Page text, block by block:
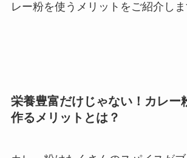
レー粉を使うメリットをご紹介しま
栄養豊富だけじゃない！カレー
作るメリットとは？